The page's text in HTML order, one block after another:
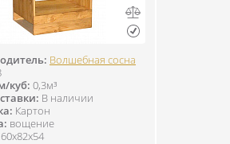
Волшебная сосна
куб: 0,3м³
В наличии
Картон
вощение
60x82x54